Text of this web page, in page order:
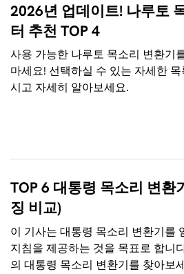
2026년 업데이트! 나루토
터 추천 TOP 4
사용 가능한 나루토 목소리 변환기
마세요! 선택하실 수 있는 자세한
시고 자세히 알아보세요.
TOP 6 대통령 목소리 변환
징 비교)
이 기사는 대통령 목소리 변환기를
지침을 제공하는 것을 목표로 합니
의 대통령 목소리 변환기를 찾아보